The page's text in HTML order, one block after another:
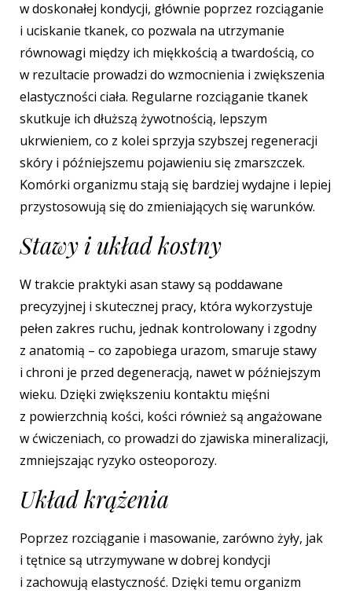
w doskonałej kondycji, głównie poprzez rozciąganie
i uciskanie tkanek, co pozwala na utrzymanie
równowagi między ich miękkością a twardością, co
w rezultacie prowadzi do wzmocnienia i zwiększenia
elastyczności ciała. Regularne rozciąganie tkanek
skutkuje ich dłuższą żywotnością, lepszym
ukrwieniem, co z kolei sprzyja szybszej regeneracji
skóry i późniejszemu pojawieniu się zmarszczek.
Komórki organizmu stają się bardziej wydajne i lepiej
przystosowują się do zmieniających się warunków.
Stawy i układ kostny
W trakcie praktyki asan stawy są poddawane
precyzyjnej i skutecznej pracy, która wykorzystuje
pełen zakres ruchu, jednak kontrolowany i zgodny
z anatomią – co zapobiega urazom, smaruje stawy
i chroni je przed degeneracją, nawet w późniejszym
wieku. Dzięki zwiększeniu kontaktu mięśni
z powierzchnią kości, kości również są angażowane
w ćwiczeniach, co prowadzi do zjawiska mineralizacji,
zmniejszając ryzyko osteoporozy.
Układ krążenia
Poprzez rozciąganie i masowanie, zarówno żyły, jak
i tętnice są utrzymywane w dobrej kondycji
i zachowują elastyczność. Dzięki temu organizm